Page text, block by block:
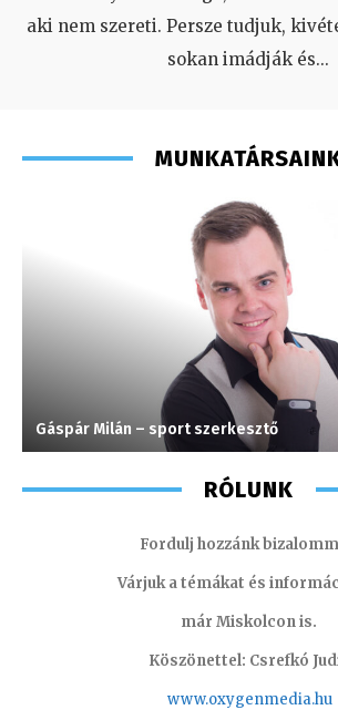
aki nem szereti. Persze tudjuk,
sokan imádják és...
Gáspár Milán – sport szerkesztő
RÓLUNK
Fordulj hozzánk
Várjuk a témákat és
már Miskolcon is.
Köszönettel: Csrefkó
www.oxygenmedia.hu